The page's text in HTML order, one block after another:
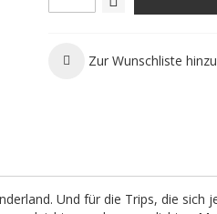
Zur Wunschliste
Und für die Trips, die sich